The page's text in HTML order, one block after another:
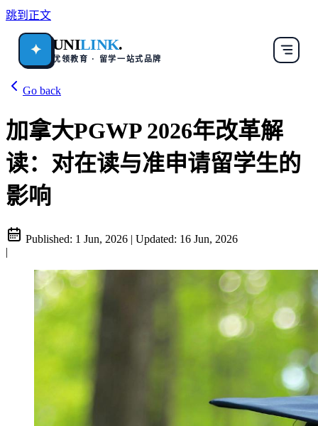
跳到正文
✦ UNILINK.
优领教育 · 留学一站式品牌
Go back
加拿大PGWP 2026年改革解
读：对在读与准申请留学生的
影响
Published: 1 Jun, 2026 | Updated: 16 Jun, 2026
|